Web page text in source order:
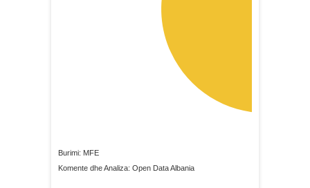
Burimi: MFE
Komente dhe Analiza: Open Data Albania